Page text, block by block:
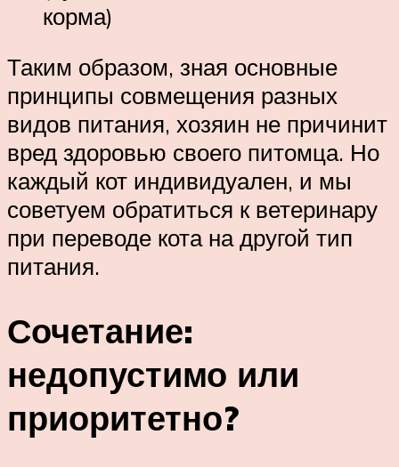
корма)
Таким образом, зная основные
принципы совмещения разных
видов питания, хозяин не причинит
вред здоровью своего питомца. Но
каждый кот индивидуален, и мы
советуем обратиться к ветеринару
при переводе кота на другой тип
питания.
Сочетание:
недопустимо или
приоритетно?